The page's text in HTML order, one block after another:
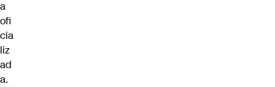
a
ofi
cia
liz
ad
a.